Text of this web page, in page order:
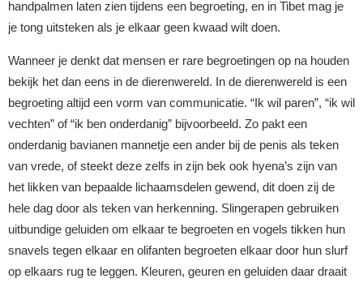
handpalmen laten zien tijdens een begroeting, en in Tibet mag je
je tong uitsteken als je elkaar geen kwaad wilt doen.
Wanneer je denkt dat mensen er rare begroetingen op na houden
bekijk het dan eens in de dierenwereld. In de dierenwereld is een
begroeting altijd een vorm van communicatie. “Ik wil paren”, “ik wil
vechten” of “ik ben onderdanig” bijvoorbeeld. Zo pakt een
onderdanig bavianen mannetje een ander bij de penis als teken
van vrede, of steekt deze zelfs in zijn bek ook hyena’s zijn van
het likken van bepaalde lichaamsdelen gewend, dit doen zij de
hele dag door als teken van herkenning. Slingerapen gebruiken
uitbundige geluiden om elkaar te begroeten en vogels tikken hun
snavels tegen elkaar en olifanten begroeten elkaar door hun slurf
op elkaars rug te leggen. Kleuren, geuren en geluiden daar draait